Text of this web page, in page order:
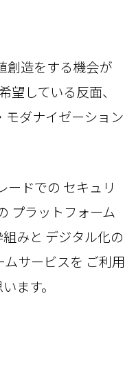
創造をする機会が
している反面、
モダナイゼーション
ードでの セキュリ
プラットフォーム
みと デジタル化の
サービスを ご利用
ます。